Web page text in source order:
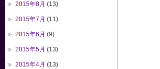
2015年8月 (13)
2015年7月 (11)
2015年6月 (9)
2015年5月 (13)
2015年4月 (13)